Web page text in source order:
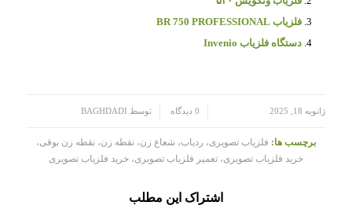
فلزیاب BR 750 PROFESSIONAL
دستگاه فلزیاب Invenio
ژانویه 18, 2025 0 دیدگاه توسط BAGHDADI
برچسب ها: فلزیاب تصویری، ردیاب، شعاع زن، نقطه زن، نقطه زن بوقی،
خرید فلزیاب تصویری، تعمیر فلزیاب تصویری، خرید فلزیاب تصویری
اشتراک این مطلب